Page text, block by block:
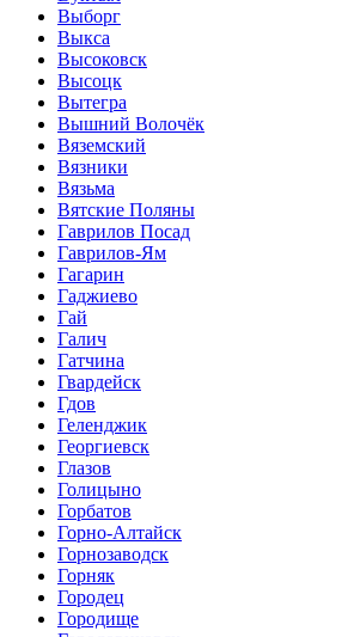
Выборг
Выкса
Высоковск
Высоцк
Вытегра
Вышний Волочёк
Вяземский
Вязники
Вязьма
Вятские Поляны
Гаврилов Посад
Гаврилов-Ям
Гагарин
Гаджиево
Гай
Галич
Гатчина
Гвардейск
Гдов
Геленджик
Георгиевск
Глазов
Голицыно
Горбатов
Горно-Алтайск
Горнозаводск
Горняк
Городец
Городище